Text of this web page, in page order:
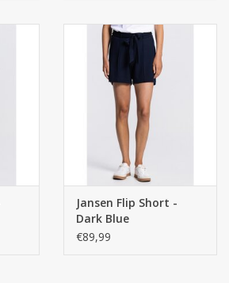
Jansen Flip Short -
Dark Blue
€89,99